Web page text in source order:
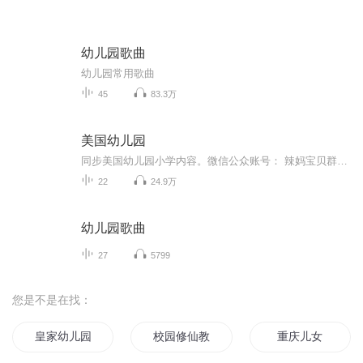
幼儿园歌曲
幼儿园常用歌曲
45 83.3万
美国幼儿园
22 24.9万
幼儿园歌曲
27 5799
您是不是在找：
皇家幼儿园 校园修仙教师 重庆儿女